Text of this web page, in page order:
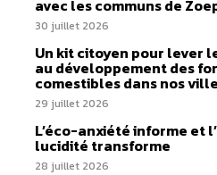
avec les communs de
30 juillet 2026
Un kit citoyen pour lever
au développement des
comestibles dans nos
29 juillet 2026
L’éco-anxiété informe et
lucidité transforme
28 juillet 2026